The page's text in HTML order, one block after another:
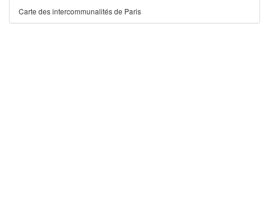
Carte des intercommunalités de Paris